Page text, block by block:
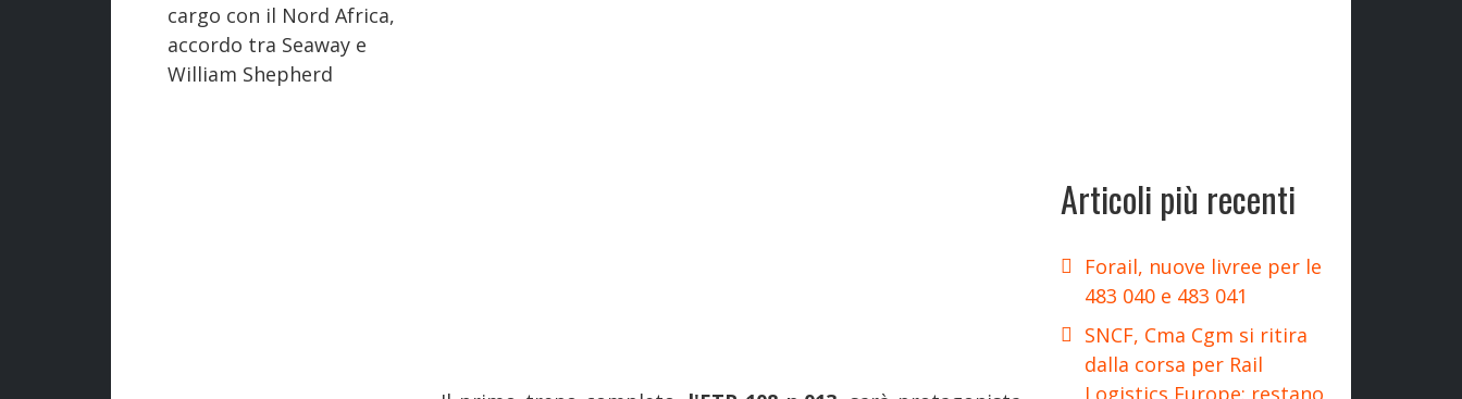
cargo con il Nord Africa,
accordo tra Seaway e
William Shepherd
Articoli più recenti
Forail, nuove livree per le
483 040 e 483 041
SNCF, Cma Cgm si ritira
dalla corsa per Rail
Logistics Europe: restano